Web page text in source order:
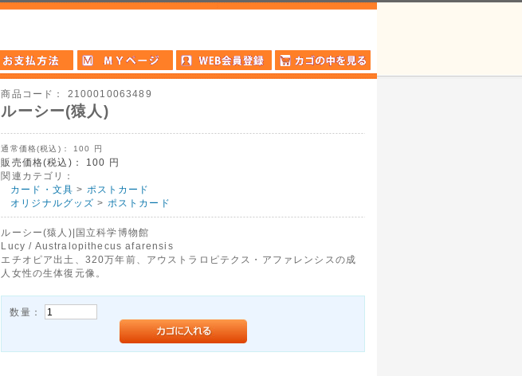
商品コード： 2100010063489
ルーシー(猿人)
通常価格(税込)： 100 円
販売価格(税込)： 100 円
関連カテゴリ：
カード・文具 > ポストカード
オリジナルグッズ > ポストカード
ルーシー(猿人)|国立科学博物館
Lucy / Australopithecus afarensis
エチオピア出土、320万年前、アウストラロピテクス・アファレンシスの成
人女性の生体復元像。
数量：